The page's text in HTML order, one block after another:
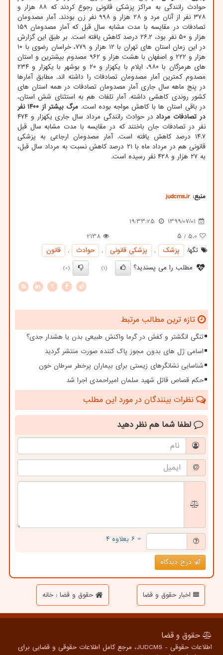
حوادث رانندگی به مراکز پزشکی قانونی رجوع کردند که ۸۸ هزار و
۳۷۸ نفر از آنان مرد و ۲۸ هزار و ۹۹۸ نفر زن بودند. آمار مصدومان
تصادفات در مقایسه با مدت مشابه سال قبل که آمار مصدومان ۱۵۹
هزار و ۵۰ نفر بود، ۲۶.۲ درصد کاهش یافته است. بر طبق این گزارش
در این زمان استان های تهران با ۱۲ هزار و ۷۷۹، خراسان رضوی با ۱۰
هزار و ۲۲۲ و اصفهان با هشت هزار و ۹۶۲ مصدوم بیشترین و استان
های هرمزگان با ۹۸۰، ایلام با یکهزار و ۲۰ و بوشهر با یکهزار و ۲۳۴
مصدوم کمترین آمار مصدومان تصادفات را داشته اند. مطابق آمارها
در پنج ماهه سال جاری آمار مصدومان تصادفات در همه استان های
کشور روندی کاهشی داشته. آمار تلفات هم به استثنای شش استان،
در باقی استان ها با کاهش مواجه بوده است.
مرگ بیشتر از ۱۴۰۰ نفر
در تصادفات مرداد
در حوادث رانندگی مرداد سال جاری یکهزار و ۴۷۴
نفر در تصادفات جان باختند که در مقایسه با مدت مشابه سال قبل
۱۴.۷ درصد کاهش یافته است. آمار مصدومان ارجاعی به پزشکی
قانونی هم در مرداد ماه با ۲۱ درصد کاهش نسبت به مرداد سال قبل،
به ۲۷ هزار و ۴۲۸ نفر رسیده است.
منبع: judcms.ir
1399/07/01
19:33:25
5.0 / ۵
2138
تگها:
پزشك , پزشكی قانونی , حوادث ,
قانون
مطلب را می پسندید؟
(1)
(0)
X
تازه ترین مطالب مرتبط
تنگی انگشتر و کفش در گرما واکنش طبیعی بدن یا هشدار جدی؟
اسامی ژل های بدون مجوز پاک کننده صورت منتشر گردید
شناسایی نشانگرهای زیستی برای بیماران پرخطر سرطان خون
حکم قصاص قاتل شهید سلمان امیراحمدی اجرا شد
نظرات بینندگان در مورد این مطلب
لطفا شما هم نظر دهید
= ۶ بعلاوه ۴
درج دیدگاه
اخبار حقوق و قضا حقوق و قضا : خانه
حقوق و قضا
اطلاعات حقوقی - JUDCMS، مرجع کامل اطلاعات حقوقی و قضایی برای